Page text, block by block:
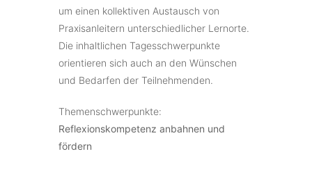
um einen kollektiven Austausch von
Praxisanleitern unterschiedlicher Lernorte.
Die inhaltlichen Tagesschwerpunkte
orientieren sich auch an den Wünschen
und Bedarfen der Teilnehmenden.
Themenschwerpunkte:
Reflexionskompetenz anbahnen und
fördern